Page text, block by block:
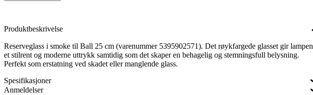
Produktbeskrivelse
Reserveglass i smoke til Ball 25 cm (varenummer 5395902571). Det røykfargede glasset gir lampen
et stilrent og moderne uttrykk samtidig som det skaper en behagelig og stemningsfull belysning.
Perfekt som erstatning ved skadet eller manglende glass.
Spesifikasjoner
Anmeldelser